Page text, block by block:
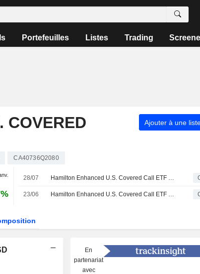
Portefeuilles Listes Trading
COVERED
Ajouter à une
CA40736Q2080
28/07 Hamilton Enhanced U.S. Covered Call ETF annonce un dividende mensuel, payable le 10 août 2026
23/06 Hamilton Enhanced U.S. Covered Call ETF annonce un dividende mensuel, payable le 8 juillet 2026
En
partenariat
avec